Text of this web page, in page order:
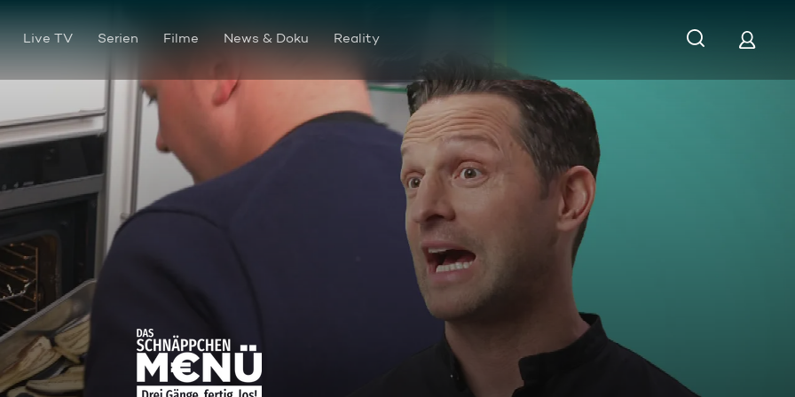
Live TV Serien Filme News & Doku Reality